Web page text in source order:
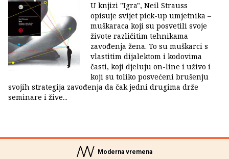
U knjizi "Igra", Neil Strauss
opisuje svijet pick-up umjetnika –
muškaraca koji su posvetili svoje
živote različitim tehnikama
zavođenja žena. To su muškarci s
vlastitim dijalektom i kodovima
časti, koji djeluju on-line i uživo i
koji su toliko posvećeni brušenju
svojih strategija zavođenja da čak jedni drugima drže
seminare i žive...
Moderna vremena